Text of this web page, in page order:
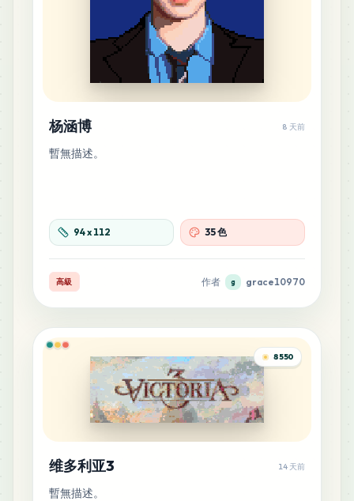
杨涵博 8 天前
暫無描述。
94x112 35 色
高級 作者 g grace10970
8550
维多利亚3 14 天前
暫無描述。